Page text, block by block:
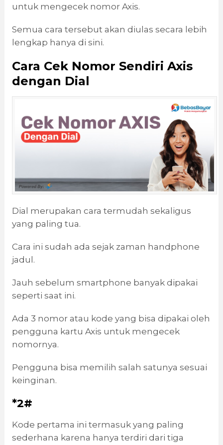
untuk mengecek nomor Axis.
Semua cara tersebut akan diulas secara lebih
lengkap hanya di sini.
Cara Cek Nomor Sendiri Axis
dengan Dial
Dial merupakan cara termudah sekaligus
yang paling tua.
Cara ini sudah ada sejak zaman handphone
jadul.
Jauh sebelum smartphone banyak dipakai
seperti saat ini.
Ada 3 nomor atau kode yang bisa dipakai oleh
pengguna kartu Axis untuk mengecek
nomornya.
Pengguna bisa memilih salah satunya sesuai
keinginan.
*2#
Kode pertama ini termasuk yang paling
sederhana karena hanya terdiri dari tiga